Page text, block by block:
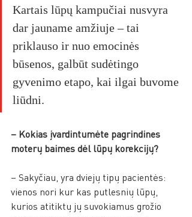
Kartais lūpų kampučiai nusvyra
dar jauname amžiuje – tai
priklauso ir nuo emocinės
būsenos, galbūt sudėtingo
gyvenimo etapo, kai ilgai buvome
liūdni.
– Kokias įvardintumėte pagrindines
moterų baimes dėl lūpų korekcijų?
– Sakyčiau, yra dviejų tipų pacientės:
vienos nori kur kas putlesnių lūpų,
kurios atitiktų jų suvokiamus grožio